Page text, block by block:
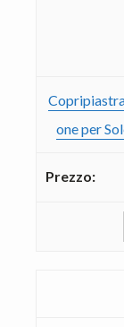
one per